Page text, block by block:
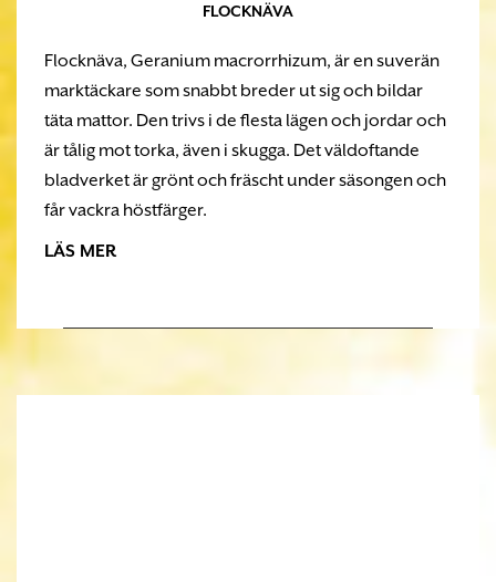
FLOCKNÄVA
Flocknäva, Geranium macrorrhizum, är en suverän
marktäckare som snabbt breder ut sig och bildar
täta mattor. Den trivs i de flesta lägen och jordar och
är tålig mot torka, även i skugga. Det väldoftande
bladverket är grönt och fräscht under säsongen och
får vackra höstfärger.
LÄS MER